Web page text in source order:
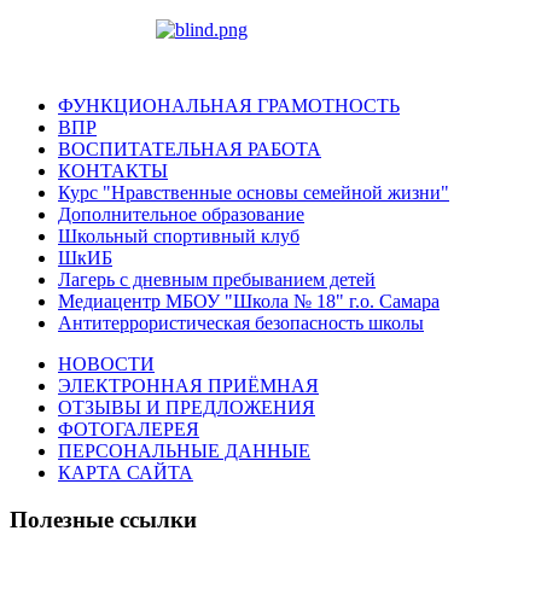
ФУНКЦИОНАЛЬНАЯ ГРАМОТНОСТЬ
ВПР
ВОСПИТАТЕЛЬНАЯ РАБОТА
КОНТАКТЫ
Курс "Нравственные основы семейной жизни"
Дополнительное образование
Школьный спортивный клуб
ШкИБ
Лагерь с дневным пребыванием детей
Медиацентр МБОУ "Школа № 18" г.о. Самара
Антитеррористическая безопасность школы
НОВОСТИ
ЭЛЕКТРОННАЯ ПРИЁМНАЯ
ОТЗЫВЫ И ПРЕДЛОЖЕНИЯ
ФОТОГАЛЕРЕЯ
ПЕРСОНАЛЬНЫЕ ДАННЫЕ
КАРТА САЙТА
Полезные ссылки